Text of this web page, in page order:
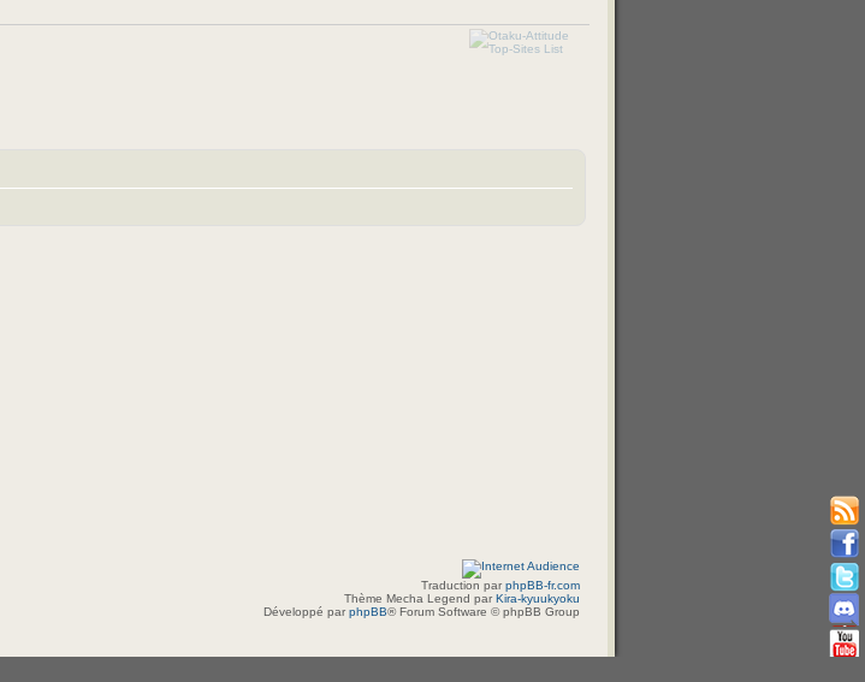
Traduction par phpBB-fr.com
Thème Mecha Legend par Kira-kyuukyoku
Développé par phpBB® Forum Software © phpBB Group